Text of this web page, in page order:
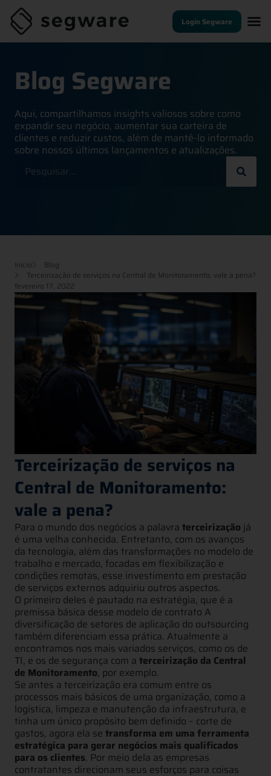
Login Segware
Blog Segware
Aqui, compartilhamos insights valiosos sobre como
expandir seu negócio, aumentar sua carteira de
clientes e reduzir custos, além de mantê-lo informado
sobre nossos últimos lançamentos e atualizações.
Início
Blog
Terceirização de serviços na Central de Monitoramento: vale a pena?
fevereiro 17, 2022
Terceirização de serviços na
Central de Monitoramento:
vale a pena?
Para o mundo dos negócios a palavra terceirização já
é uma velha conhecida. Entretanto, com os avanços
da tecnologia, além das transformações no modelo de
trabalho e mercado, focadas em flexibilização e
condições remotas, esse investimento em prestação
de serviços externos adquiriu outros aspectos.
O primeiro deles é pautado na estratégia, que é a
premissa básica desse modelo de contrato A
diversificação de setores de aplicação do outsourcing
também diferenciam essa prática. Atualmente a
encontramos nos mais variados serviços, como os de
TI, e os de segurança com a terceirização da Central
de Monitoramento, por exemplo.
Se antes a terceirização era comum entre os
processos mais básicos de uma organização, como a
logística, limpeza e manutenção da infraestrutura, e
tinha um único propósito bem definido – corte de
gastos, agora ela se transforma em uma ferramenta
estratégica para gerar negócios mais qualificados
para os clientes. Por meio dela as empresas
contratantes direcionam seus esforços para coisas